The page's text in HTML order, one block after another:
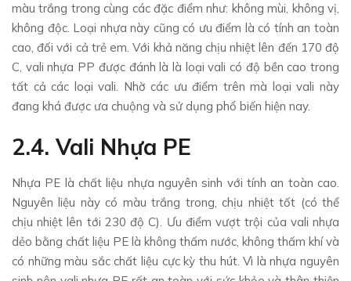
màu trắng trong cùng các đặc điểm như: không mùi, không vị,
không độc. Loại nhựa này cũng có ưu điểm là có tính an toàn
cao, đối với cả trẻ em. Với khả năng chịu nhiệt lên đến 170 độ
C, vali nhựa PP được đánh là là loại vali có độ bền cao trong
tất cả các loại vali. Nhờ các ưu điểm trên mà loại vali này
đang khá được ưa chuộng và sử dụng phổ biến hiện nay.
2.4. Vali Nhựa PE
Nhựa PE là chất liệu nhựa nguyên sinh với tính an toàn cao.
Nguyên liệu này có màu trắng trong, chịu nhiệt tốt (có thể
chịu nhiệt lên tới 230 độ C). Ưu điểm vượt trội của vali nhựa
dẻo bằng chất liệu PE là không thấm nước, không thấm khí và
có những màu sắc chất liệu cực kỳ thu hút. Vì là nhựa nguyên